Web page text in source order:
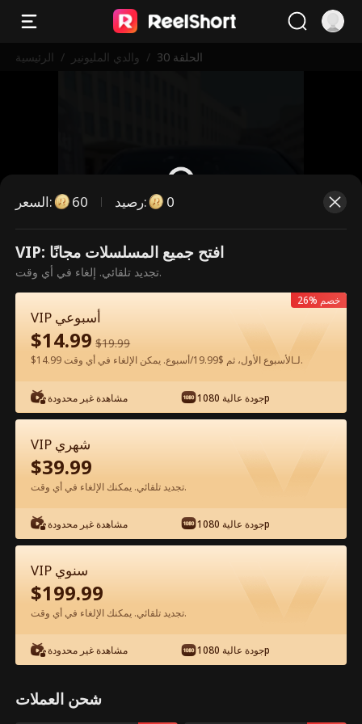
الرئيسية / والدي المليونير / الحلقة 30
هذه حلقة مدفوعة. يرجى فتح القفل
فتح القفل الآن
شاهد مجانًا في التطبيق
الحلقة 30 - والدي المليونير الفيلم كامل
1-50 51-80 جميع الحلقات
السعر: 60 رصيد: 0
VIP: افتح جميع المسلسلات مجانًا
تجديد تلقائي. إلغاء في أي وقت.
VIP أسبوعي
$14.99 $19.99
$14.99 لـالأسبوع الأول، ثم $19.99/أسبوع. يمكن الإلغاء في أي وقت.
مشاهدة غير محدودة جودة عالية 1080p
26% خصم
VIP شهري
$39.99
تجديد تلقائي. يمكنك الإلغاء في أي وقت.
مشاهدة غير محدودة جودة عالية 1080p
VIP سنوي
$199.99
تجديد تلقائي. يمكنك الإلغاء في أي وقت.
مشاهدة غير محدودة جودة عالية 1080p
شحن العملات